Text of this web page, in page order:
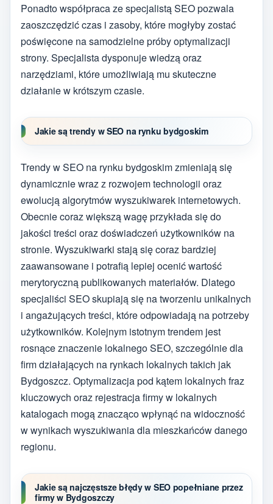
Ponadto współpraca ze specjalistą SEO pozwala
zaoszczędzić czas i zasoby, które mogłyby zostać
poświęcone na samodzielne próby optymalizacji
strony. Specjalista dysponuje wiedzą oraz
narzędziami, które umożliwiają mu skuteczne
działanie w krótszym czasie.
Jakie są trendy w SEO na rynku bydgoskim
Trendy w SEO na rynku bydgoskim zmieniają się
dynamicznie wraz z rozwojem technologii oraz
ewolucją algorytmów wyszukiwarek internetowych.
Obecnie coraz większą wagę przykłada się do
jakości treści oraz doświadczeń użytkowników na
stronie. Wyszukiwarki stają się coraz bardziej
zaawansowane i potrafią lepiej ocenić wartość
merytoryczną publikowanych materiałów. Dlatego
specjaliści SEO skupiają się na tworzeniu unikalnych
i angażujących treści, które odpowiadają na potrzeby
użytkowników. Kolejnym istotnym trendem jest
rosnące znaczenie lokalnego SEO, szczególnie dla
firm działających na rynkach lokalnych takich jak
Bydgoszcz. Optymalizacja pod kątem lokalnych fraz
kluczowych oraz rejestracja firmy w lokalnych
katalogach mogą znacząco wpłynąć na widoczność
w wynikach wyszukiwania dla mieszkańców danego
regionu.
Jakie są najczęstsze błędy w SEO popełniane przez
firmy w Bydgoszczy